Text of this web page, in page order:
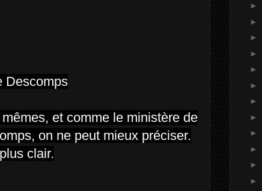
Descomps
et comme le ministère de
on ne peut mieux préciser.
clair.
►
►
►
►
►
►
►
►
►
►
►
►